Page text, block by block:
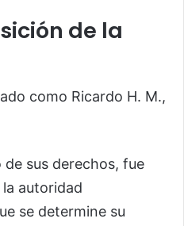
de la
como Ricardo H. M.,
sus derechos, fue
autoridad
se determine su